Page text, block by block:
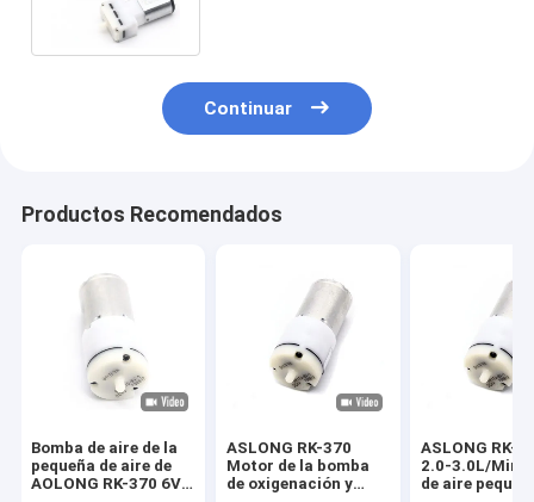
Continuar
Productos Recomendados
Bomba de aire de la
pequeña de aire de
AOLONG RK-370 6V
ASLONG RK-370
Motor de la bomba
de oxigenación y
ASLONG RK-
2.0-3.0L/Min
de aire